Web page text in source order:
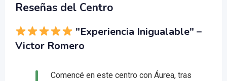
Reseñas del Centro
"Experiencia Inigualable" –
Victor Romero
Comencé en este centro con Áurea, tras